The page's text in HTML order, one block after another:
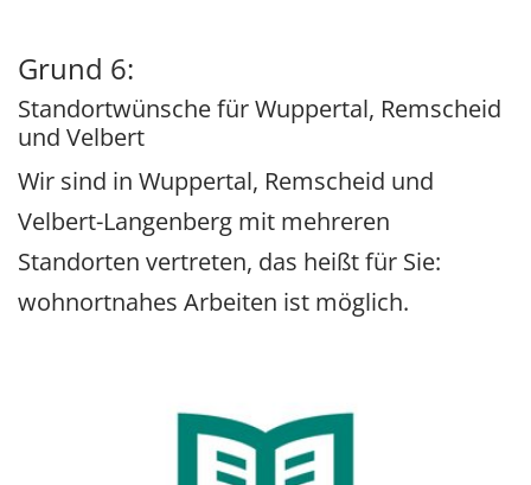
Grund 6:
Standortwünsche für Wuppertal, Remscheid
und Velbert
Wir sind in Wuppertal, Remscheid und
Velbert-Langenberg mit mehreren
Standorten vertreten, das heißt für Sie:
wohnortnahes Arbeiten ist möglich.